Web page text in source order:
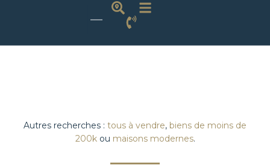
Autres recherches : tous à vendre, biens de moins de
200kou maisons modernes.